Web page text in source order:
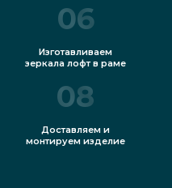
06
Изготавливаем
зеркала лофт в раме
08
Доставляем и
монтируем изделие